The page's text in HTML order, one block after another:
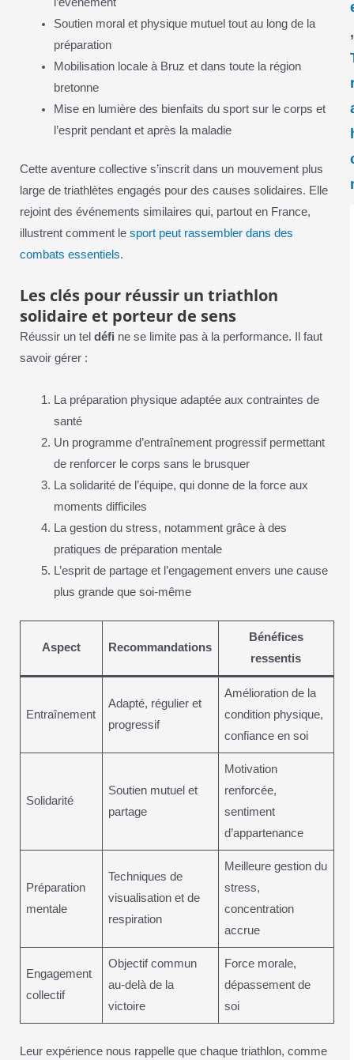
Soutien moral et physique mutuel tout au long de la
préparation
Mobilisation locale à Bruz et dans toute la région
bretonne
Mise en lumière des bienfaits du sport sur le corps et
l’esprit pendant et après la maladie
Cette aventure collective s’inscrit dans un mouvement plus
large de triathlètes engagés pour des causes solidaires. Elle
rejoint des événements similaires qui, partout en France,
illustrent comment le sport peut rassembler dans des
combats essentiels.
Les clés pour réussir un triathlon
solidaire et porteur de sens
Réussir un tel défi ne se limite pas à la performance. Il faut
savoir gérer :
La préparation physique adaptée aux contraintes de
santé
Un programme d’entraînement progressif permettant
de renforcer le corps sans le brusquer
La solidarité de l’équipe, qui donne de la force aux
moments difficiles
La gestion du stress, notamment grâce à des
pratiques de préparation mentale
L’esprit de partage et l’engagement envers une cause
plus grande que soi-même
Aspect Recommandations
Bénéfices
ressentis
Entraînement
Adapté, régulier et
progressif
Amélioration de la
condition physique,
confiance en soi
Solidarité
Soutien mutuel et
partage
Motivation
renforcée,
sentiment
d’appartenance
Préparation
mentale
Techniques de
visualisation et de
respiration
Meilleure gestion du
stress,
concentration
accrue
Engagement
collectif
Objectif commun
au-delà de la
victoire
Force morale,
dépassement de
soi
Leur expérience nous rappelle que chaque triathlon, comme
,